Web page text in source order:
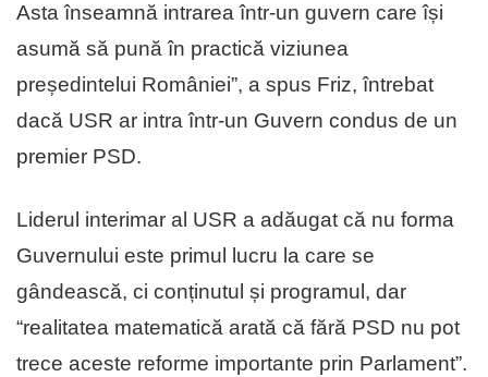
Asta înseamnă intrarea într-un guvern care își
asumă să pună în practică viziunea
președintelui României”, a spus Friz, întrebat
dacă USR ar intra într-un Guvern condus de un
premier PSD.
Liderul interimar al USR a adăugat că nu forma
Guvernului este primul lucru la care se
gândească, ci conținutul și programul, dar
“realitatea matematică arată că fără PSD nu pot
trece aceste reforme importante prin Parlament”.